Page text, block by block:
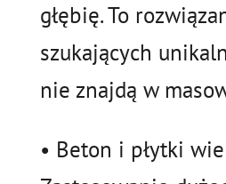
głębię. To
szukających
nie znajdą w
• Beton i płytki